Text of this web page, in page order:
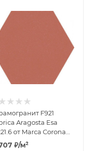
F921
Aragosta Esa
от Marca Corona
₽/м²